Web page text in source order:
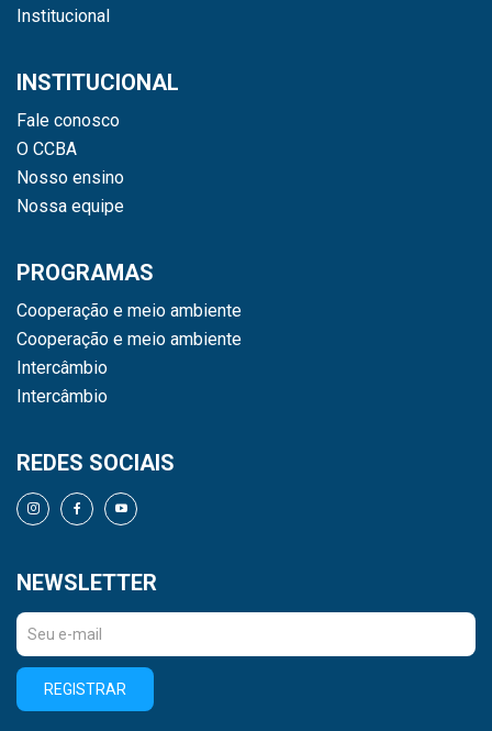
Institucional
INSTITUCIONAL
Fale conosco
O CCBA
Nosso ensino
Nossa equipe
PROGRAMAS
Cooperação e meio ambiente
Cooperação e meio ambiente
Intercâmbio
Intercâmbio
REDES SOCIAIS
NEWSLETTER
REGISTRAR